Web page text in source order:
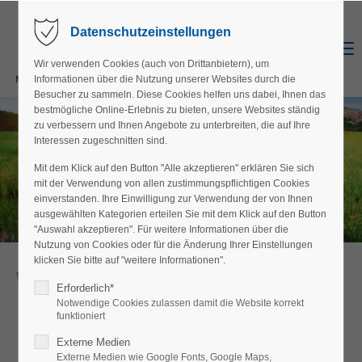
Willkommen beim
Landschaftspfleg
Datenschutzeinstellungen
Wir verwenden Cookies (auch von Drittanbietern), um
Informationen über die Nutzung unserer Websites durch die
Besucher zu sammeln. Diese Cookies helfen uns dabei, Ihnen das
bestmögliche Online-Erlebnis zu bieten, unsere Websites ständig
zu verbessern und Ihnen Angebote zu unterbreiten, die auf Ihre
Interessen zugeschnitten sind.
Mit dem Klick auf den Button "Alle akzeptieren" erklären Sie sich
mit der Verwendung von allen zustimmungspflichtigen Cookies
einverstanden. Ihre Einwilligung zur Verwendung der von Ihnen
ausgewählten Kategorien erteilen Sie mit dem Klick auf den Button
"Auswahl akzeptieren". Für weitere Informationen über die
Nutzung von Cookies oder für die Änderung Ihrer Einstellungen
klicken Sie bitte auf "weitere Informationen".
Erforderlich*
Notwendige Cookies zulassen damit die Website korrekt
funktioniert
Externe Medien
Externe Medien wie Google Fonts, Google Maps,